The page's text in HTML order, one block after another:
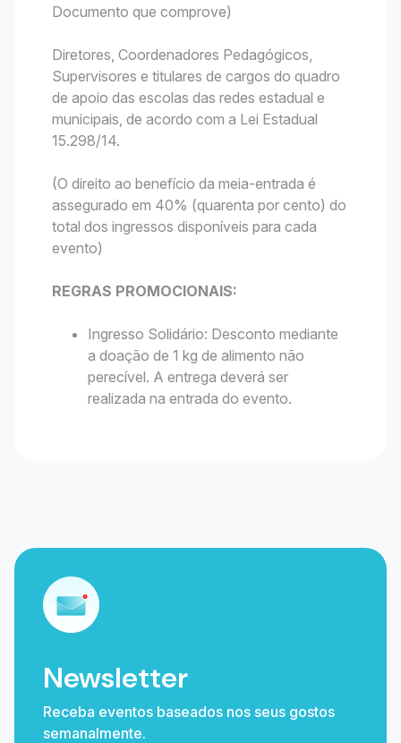
Documento que comprove)
Diretores, Coordenadores Pedagógicos,
Supervisores e titulares de cargos do quadro
de apoio das escolas das redes estadual e
municipais, de acordo com a Lei Estadual
15.298/14.
(O direito ao benefício da meia-entrada é
assegurado em 40% (quarenta por cento) do
total dos ingressos disponíveis para cada
evento)
REGRAS PROMOCIONAIS:
Ingresso Solidário: Desconto mediante
a doação de 1 kg de alimento não
perecível. A entrega deverá ser
realizada na entrada do evento.
Newsletter
Receba eventos baseados nos seus gostos
semanalmente.